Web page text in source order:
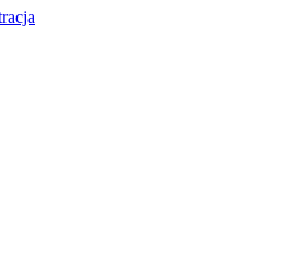
do serwisu